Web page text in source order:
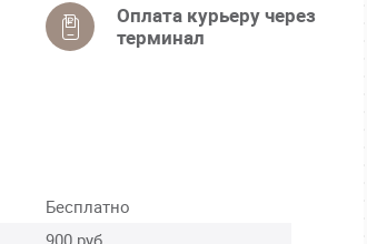
Оплата курьеру через
терминал
Бесплатно
900 руб.